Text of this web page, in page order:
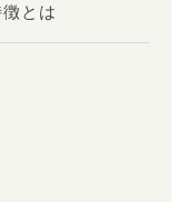
とは